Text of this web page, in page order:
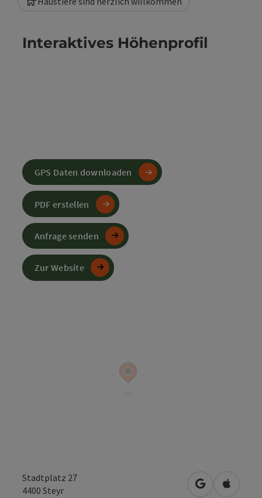
Stadtplatz 27
4400 Steyr in Google
in
Interaktives Höhenprofil
GPS Daten downloaden
PDF erstellen
Anfrage senden
Zur Website